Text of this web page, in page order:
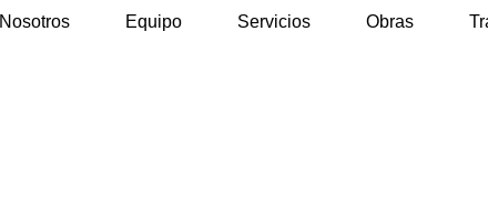
Nosotros Equipo Servicios Obras